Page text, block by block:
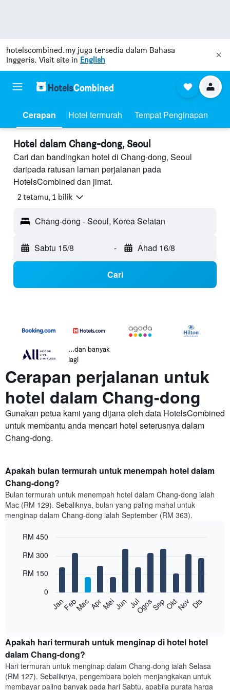
hotelscombined.my juga tersedia dalam Bahasa
Inggeris. Visit site in English
Cerapan Hotel termurah Tempat Penginapan
Hotel dalam Chang-dong, Seoul
Cari dan bandingkan hotel di Chang-dong, Seoul
daripada ratusan laman perjalanan pada
HotelsCombined dan jimat.
2 tetamu, 1 bilik
Chang-dong - Seoul, Korea Selatan
Sabtu 15/8 - Ahad 16/8
Cari
...dan banyak
lagi
Cerapan perjalanan untuk
hotel dalam Chang-dong
Gunakan petua kami yang dijana oleh data HotelsCombined
untuk membantu anda mencari hotel seterusnya dalam
Chang-dong.
Apakah bulan termurah untuk menempah hotel dalam
Chang-dong?
Bulan termurah untuk menempah hotel dalam Chang-dong ialah
Mac (RM 129). Sebaliknya, bulan yang paling mahal untuk
menginap dalam Chang-dong ialah September (RM 363).
chart
12
purata
setiap
bulan
Carta
graphic.
JanFebMacAprMeiJun Jul
OgosSepOktNov Dis
0
RM 150
RM 300
RM 450
Apakah hari termurah untuk menginap di hotel hotel
dalam Chang-dong?
Hari termurah untuk menginap dalam Chang-dong ialah Selasa
(RM 127). Sebaliknya, pengembara boleh menjangkakan untuk
membayar paling banyak pada hari Sabtu, apabila purata harga